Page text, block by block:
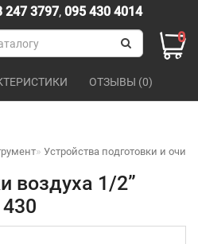
247 3797, 095 430 4014
0
Устройства подготовки и
воздуха 1/2”
ОТЗЫВЫ (0)